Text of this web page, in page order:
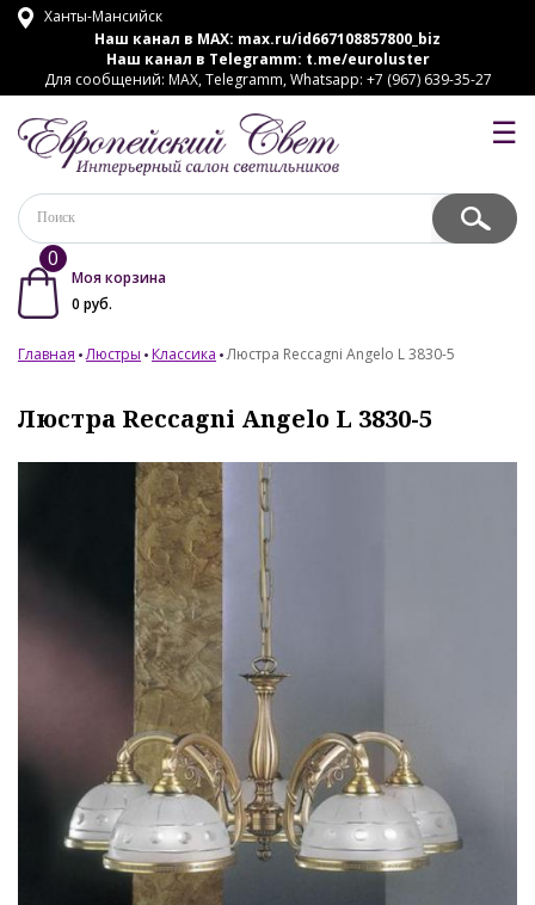
Ханты-Мансийск
Наш канал в MAX: max.ru/id667108857800_biz
Наш канал в Telegramm: t.me/euroluster
Для сообщений: MAX, Telegramm, Whatsapp: +7 (967) 639-35-27
☰
0
Моя корзина
0 руб.
Главная Люстры Классика Люстра Reccagni Angelo L 3830-5
Люстра Reccagni Angelo L 3830-5